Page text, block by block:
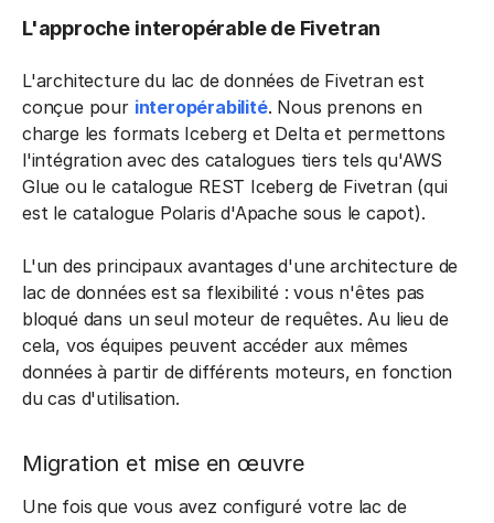
L'approche interopérable de Fivetran
L'architecture du lac de données de Fivetran est
conçue pour interopérabilité. Nous prenons en
charge les formats Iceberg et Delta et permettons
l'intégration avec des catalogues tiers tels qu'AWS
Glue ou le catalogue REST Iceberg de Fivetran (qui
est le catalogue Polaris d'Apache sous le capot).
L'un des principaux avantages d'une architecture de
lac de données est sa flexibilité : vous n'êtes pas
bloqué dans un seul moteur de requêtes. Au lieu de
cela, vos équipes peuvent accéder aux mêmes
données à partir de différents moteurs, en fonction
du cas d'utilisation.
Migration et mise en œuvre
Une fois que vous avez configuré votre lac de